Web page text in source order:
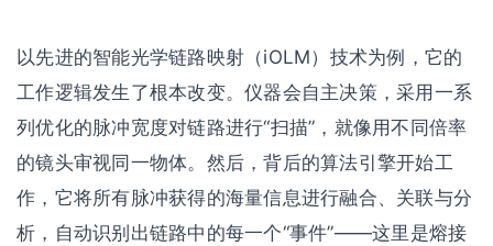
以先进的智能光学链路映射（iOLM）技术为例，它的
工作逻辑发生了根本改变。仪器会自主决策，采用一系
列优化的脉冲宽度对链路进行“扫描”，就像用不同倍率
的镜头审视同一物体。然后，背后的算法引擎开始工
作，它将所有脉冲获得的海量信息进行融合、关联与分
析，自动识别出链路中的每一个“事件”——这里是熔接